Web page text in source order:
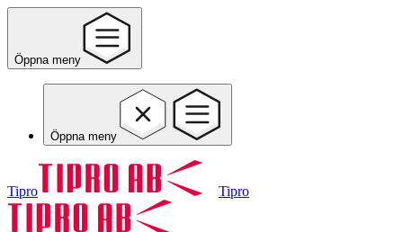
Öppna meny
Öppna meny
Tipro Tipro